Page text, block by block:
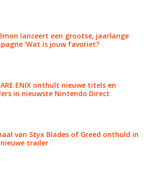
lanceert een grootse, jaarlange
‘Wat is jouw favoriet?
ENIX onthult nieuwe titels en
in nieuwste Nintendo Direct
van Styx Blades of Greed onthuld in
nieuwe trailer